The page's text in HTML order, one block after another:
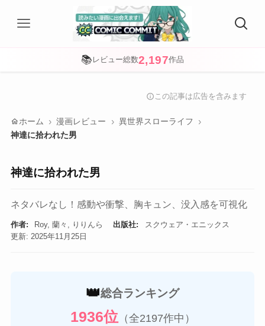
📚 レビュー総数2,197作品
info この記事は広告を含みます
home ホーム 漫画レビュー
異世界スローライフ
神達に拾われた男
神達に拾われた男
ネタバレなし！感動や衝撃、胸キュン、没入感を可視化
作者: Roy, 蘭々, りりんら 出版社:
スクウェア・エニックス
更新: 2025年11月25日
👑総合ランキング
1936位（全2197作中）